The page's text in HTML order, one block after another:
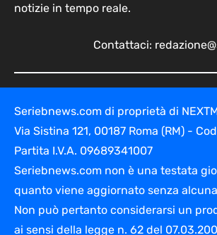
notizie in tempo reale.
Contattaci:
Seriebnews.com di proprietà di
Via Sistina 121, 00187 Roma (RM) -
Partita I.V.A. 09689341007
Seriebnews.com non è una testata
quanto viene aggiornato senza
Non può pertanto considerarsi un
ai sensi della legge n. 62 del